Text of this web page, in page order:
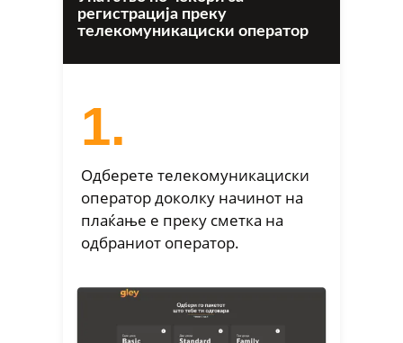
регистрација преку
телекомуникациски оператор
1.
Одберете телекомуникациски
оператор доколку начинот на
плаќање е преку сметка на
одбраниот оператор.